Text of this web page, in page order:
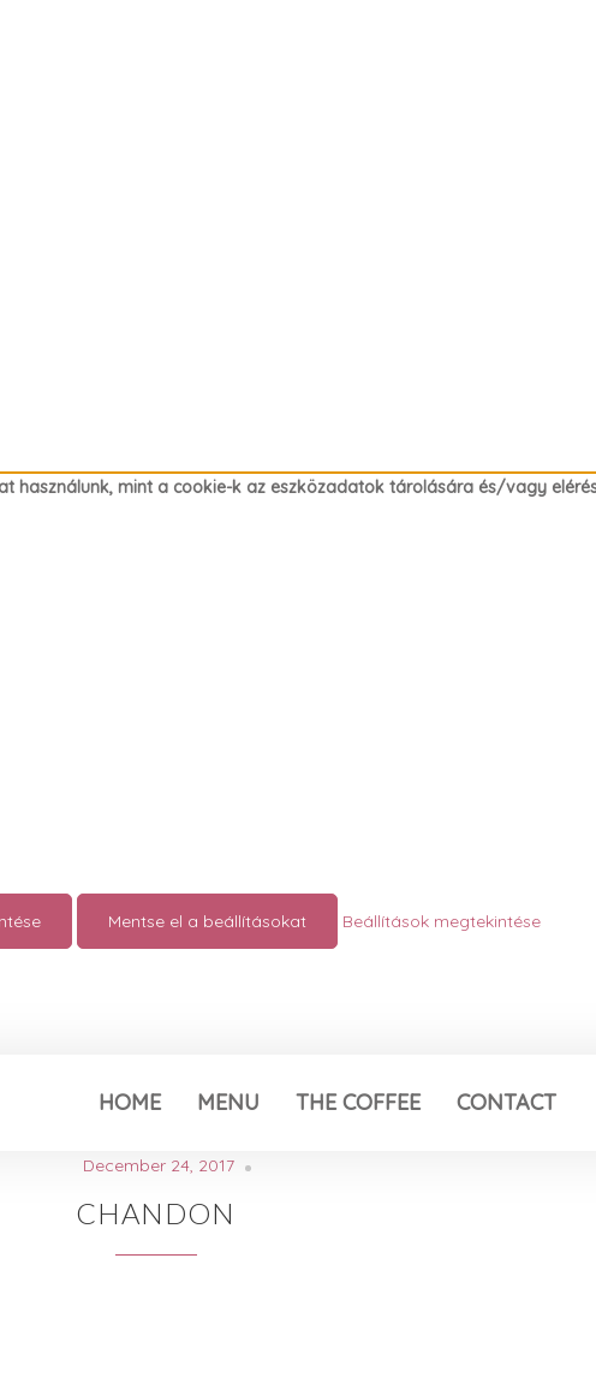
használunk, mint a cookie-k az eszközadatok tárolására és/vagy
Mentse el a beállításokat Beállítások megtekintése
HOME MENU THE COFFEE CONTACT
December 24, 2017
CHANDON